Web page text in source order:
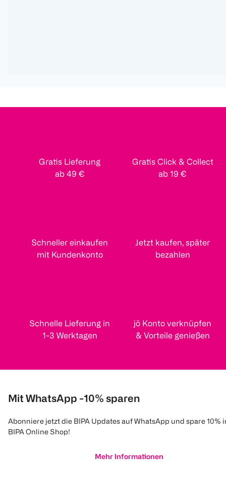
Gratis Lieferung
ab 49 €
Gratis Click & Collect
ab 19 €
Schneller einkaufen
mit Kundenkonto
Jetzt kaufen, später
bezahlen
Schnelle Lieferung in
1-3 Werktagen
jö Konto verknüpfen
& Vorteile genießen
Mit WhatsApp -10% sparen
Abonniere jetzt die BIPA Updates auf WhatsApp und spare 10%
BIPA Online Shop!
Mehr Informationen